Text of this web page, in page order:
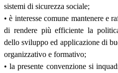
sistemi di sicurezza sociale;
• è interesse comune mantenere e
di rendere più efficiente la
dello sviluppo ed applicazione di
organizzativo e formativo;
• la presente convenzione si